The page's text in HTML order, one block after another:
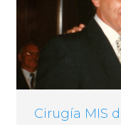
Cirugía MIS